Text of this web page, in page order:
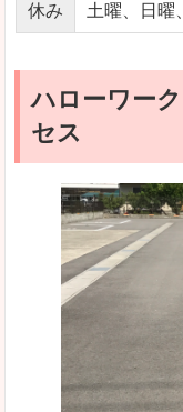
休み 土曜、日曜
ハローワー
セス